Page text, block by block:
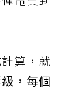
算，就
，每個